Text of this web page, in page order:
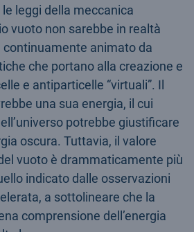
le leggi della meccanica
vuoto non sarebbe in realtà
animato da
che portano alla creazione e
e antiparticelle “virtuali”. Il
una sua energia, il cui
potrebbe giustificare
oscura. Tuttavia, il valore
vuoto è drammaticamente più
indicato dalle osservazioni
a sottolineare che la
comprensione dell’energia